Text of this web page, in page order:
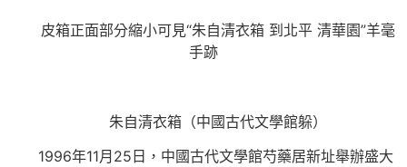
皮箱正面部分縮小可見“朱自清衣箱 到北平 清華園”羊毫
手跡
朱自清衣箱（中國古代文學館躲）
1996年11月25日，中國古代文學館芍藥居新址舉辦盛大